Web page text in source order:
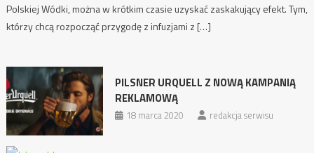
Polskiej Wódki, można w krótkim czasie uzyskać zaskakujący efekt. Tym,
którzy chcą rozpocząć przygodę z infuzjami z […]
PILSNER URQUELL Z NOWĄ KAMPANIĄ
REKLAMOWĄ
18 marca 2020 redakcja serwisu